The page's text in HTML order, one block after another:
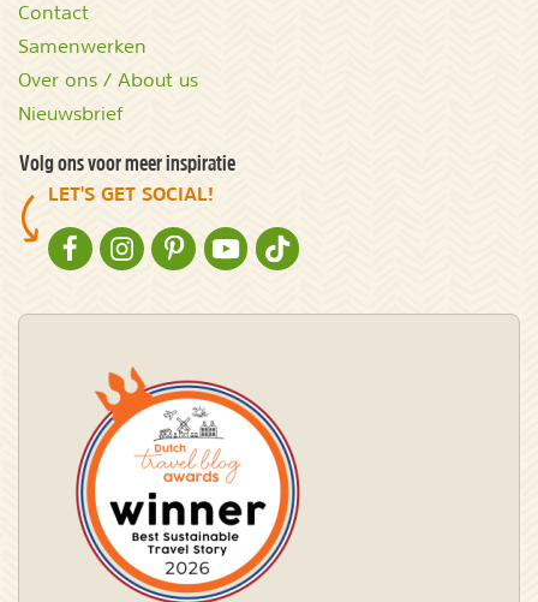
Contact
Samenwerken
Over ons / About us
Nieuwsbrief
Volg ons voor meer inspiratie
LET'S GET SOCIAL!
NATURESCANNER OP FACEBOOK
NATURESCANNER OP INSTAGRAM
NATURESCANNER OP PINTEREST
NATURESCANNER OP YOUTUBE
NATURESCANNER OP TIKTOK